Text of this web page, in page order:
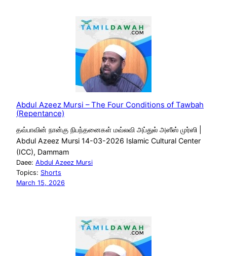
Abdul Azeez Mursi – The Four Conditions of Tawbah
(Repentance)
தவ்பாவின் நான்கு நிபந்தனைகள் மவ்லவி அப்துல் அஸீஸ் முர்ஸி |
Abdul Azeez Mursi 14-03-2026 Islamic Cultural Center
(ICC), Dammam
Daee: Abdul Azeez Mursi
Topics: Shorts
March 15, 2026